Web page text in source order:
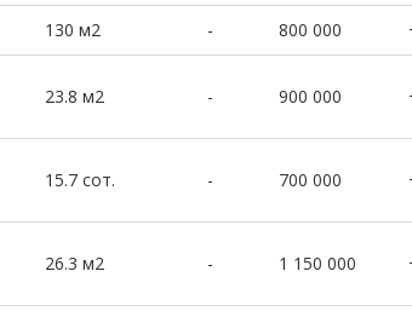
130 м2 - 800 000
23.8 м2 - 900 000
15.7 сот. - 700 000
26.3 м2 - 1 150 000